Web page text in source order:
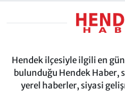
Hendek ilçesiyle ilgili en
bulunduğu Hendek Haber,
yerel haberler, siyasi